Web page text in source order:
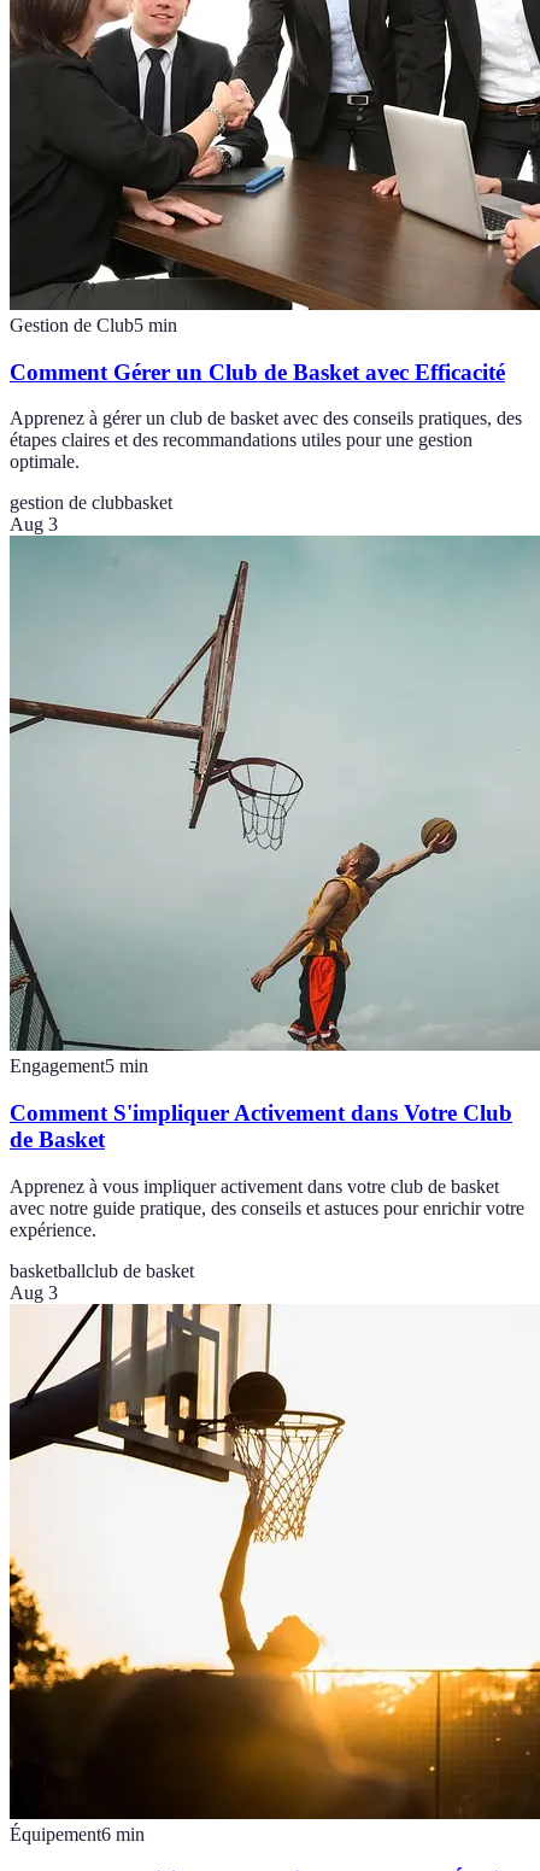
Gestion de Club5 min
Comment Gérer un Club de Basket avec Efficacité
Apprenez à gérer un club de basket avec des conseils pratiques, des
étapes claires et des recommandations utiles pour une gestion
optimale.
gestion de clubbasket
Aug 3
Engagement5 min
Comment S'impliquer Activement dans Votre Club
de Basket
Apprenez à vous impliquer activement dans votre club de basket
avec notre guide pratique, des conseils et astuces pour enrichir votre
expérience.
basketballclub de basket
Aug 3
Équipement6 min